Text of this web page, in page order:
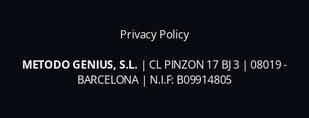
Privacy Policy
METODO GENIUS, S.L. | CL PINZON 17 BJ 3 | 08019 -
BARCELONA | N.I.F: B09914805